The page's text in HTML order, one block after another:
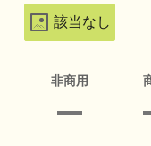
該当なし
非商用